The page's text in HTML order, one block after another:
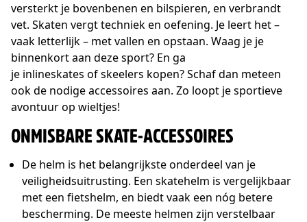
versterkt je bovenbenen en bilspieren, en verbrandt
vet. Skaten vergt techniek en oefening. Je leert het –
vaak letterlijk – met vallen en opstaan. Waag je je
binnenkort aan deze sport? En ga
je inlineskates of skeelers kopen? Schaf dan meteen
ook de nodige accessoires aan. Zo loopt je sportieve
avontuur op wieltjes!
ONMISBARE SKATE-ACCESSOIRES
De helm is het belangrijkste onderdeel van je
veiligheidsuitrusting. Een skatehelm is vergelijkbaar
met een fietshelm, en biedt vaak een nóg betere
bescherming. De meeste helmen zijn verstelbaar